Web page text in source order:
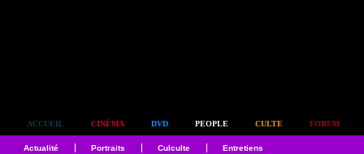
ACCUEIL CINÉMA DVD PEOPLE CULTE FORUM
Actualité Portraits Culculte Entretiens